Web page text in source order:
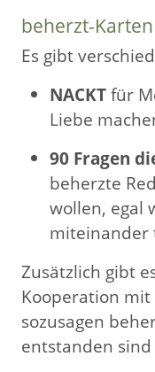
beherzt-
Es gibt
NACKTfür
Liebe
90 Fragen
beherzte
wollen, egal
miteinander
Zusätzlich gibt
Kooperation
sozusagen
entstanden sind